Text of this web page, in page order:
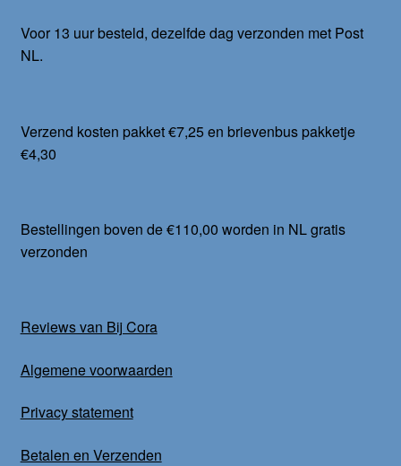
Voor 13 uur besteld, dezelfde dag verzonden met Post
NL.
Verzend kosten pakket €7,25 en brievenbus pakketje
€4,30
Bestellingen boven de €110,00 worden in NL gratis
verzonden
Reviews van Bij Cora
Algemene voorwaarden
Privacy statement
Betalen en Verzenden